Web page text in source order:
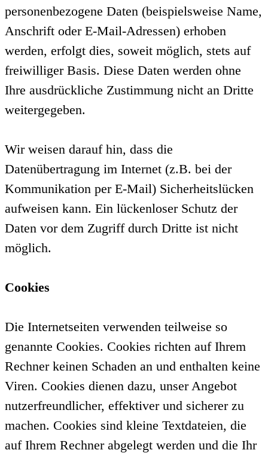
personenbezogene Daten (beispielsweise Name,
Anschrift oder E-Mail-Adressen) erhoben
werden, erfolgt dies, soweit möglich, stets auf
freiwilliger Basis. Diese Daten werden ohne
Ihre ausdrückliche Zustimmung nicht an Dritte
weitergegeben.
Wir weisen darauf hin, dass die
Datenübertragung im Internet (z.B. bei der
Kommunikation per E-Mail) Sicherheitslücken
aufweisen kann. Ein lückenloser Schutz der
Daten vor dem Zugriff durch Dritte ist nicht
möglich.
Cookies
Die Internetseiten verwenden teilweise so
genannte Cookies. Cookies richten auf Ihrem
Rechner keinen Schaden an und enthalten keine
Viren. Cookies dienen dazu, unser Angebot
nutzerfreundlicher, effektiver und sicherer zu
machen. Cookies sind kleine Textdateien, die
auf Ihrem Rechner abgelegt werden und die Ihr